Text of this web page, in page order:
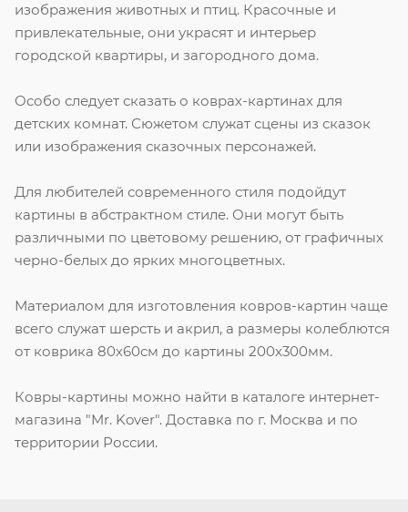
изображения животных и птиц. Красочные и
привлекательные, они украсят и интерьер
городской квартиры, и загородного дома.
Особо следует сказать о коврах-картинах для
детских комнат. Сюжетом служат сцены из сказок
или изображения сказочных персонажей.
Для любителей современного стиля подойдут
картины в абстрактном стиле. Они могут быть
различными по цветовому решению, от графичных
черно-белых до ярких многоцветных.
Материалом для изготовления ковров-картин чаще
всего служат шерсть и акрил, а размеры колеблются
от коврика 80х60см до картины 200х300мм.
Ковры-картины можно найти в каталоге интернет-
магазина "Mr. Kover". Доставка по г. Москва и по
территории России.